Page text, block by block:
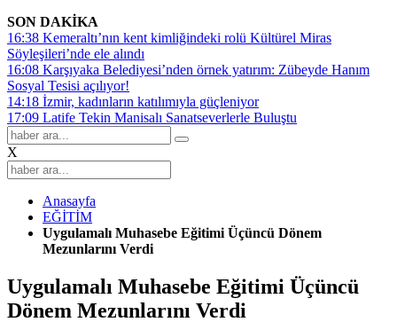
SON DAKİKA
16:38 Kemeraltı’nın kent kimliğindeki rolü Kültürel Miras
Söyleşileri’nde ele alındı
16:08 Karşıyaka Belediyesi’nden örnek yatırım: Zübeyde Hanım
Sosyal Tesisi açılıyor!
14:18 İzmir, kadınların katılımıyla güçleniyor
17:09 Latife Tekin Manisalı Sanatseverlerle Buluştu
X
Anasayfa
EĞİTİM
Uygulamalı Muhasebe Eğitimi Üçüncü Dönem
Mezunlarını Verdi
Uygulamalı Muhasebe Eğitimi Üçüncü
Dönem Mezunlarını Verdi